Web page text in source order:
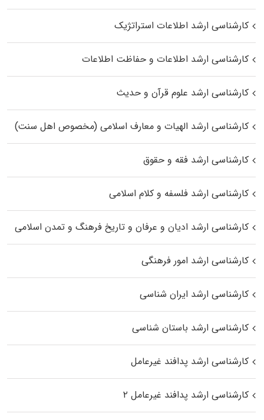
کارشناسی ارشد اطلاعات استراتژیک
کارشناسی ارشد اطلاعات و حفاظت اطلاعات
کارشناسی ارشد علوم قرآن و حدیث
کارشناسی ارشد الهیات و معارف اسلامی (مخصوص اهل سنت)
کارشناسی ارشد فقه و حقوق
کارشناسی ارشد فلسفه و کلام اسلامی
کارشناسی ارشد ادیان و عرفان و تاریخ فرهنگ و تمدن اسلامی
کارشناسی ارشد امور فرهنگی
کارشناسی ارشد ایران شناسی
کارشناسی ارشد باستان شناسی
کارشناسی ارشد پدافند غیرعامل
کارشناسی ارشد پدافند غیرعامل ۲